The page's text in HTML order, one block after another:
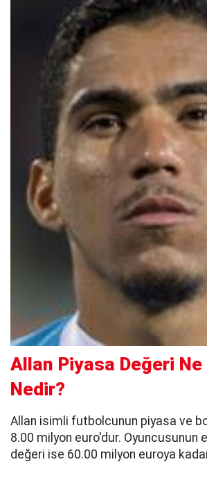
Allan Piyasa Değeri Ne
Nedir?
Allan isimli futbolcunun piyasa ve
8.00 milyon euro'dur. Oyuncusunun
değeri ise 60.00 milyon euroya kadar